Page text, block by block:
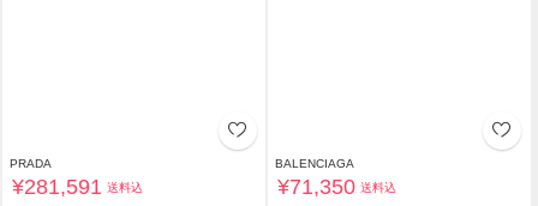
PRADA
¥281,591 送料込
BALENCIAGA
¥71,350 送料込